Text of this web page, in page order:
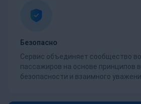
Безопасно
Сервис объединяет сообщество
пассажиров на основе принципов
безопасности и взаимного